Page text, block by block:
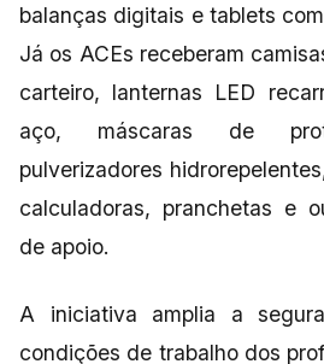
balanças digitais e tablets
Já os ACEs receberam
carteiro, lanternas LED
aço, máscaras de
pulverizadores
calculadoras, pranchetas e
de apoio.
A iniciativa amplia a
condições de trabalho dos